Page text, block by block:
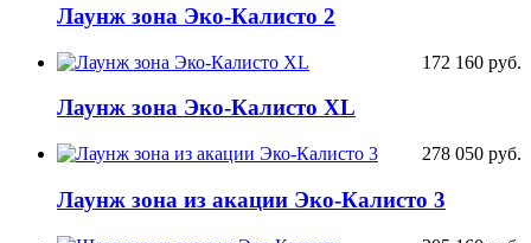
Лаунж зона Эко-Калисто 2
172 160 руб.
Лаунж зона Эко-Калисто XL
278 050 руб.
Лаунж зона из акации Эко-Калисто 3